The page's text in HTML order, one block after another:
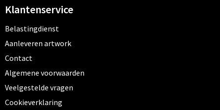
Klantenservice
Belastingdienst
Aanleveren artwork
Contact
Algemene voorwaarden
Veelgestelde vragen
Cookieverklaring